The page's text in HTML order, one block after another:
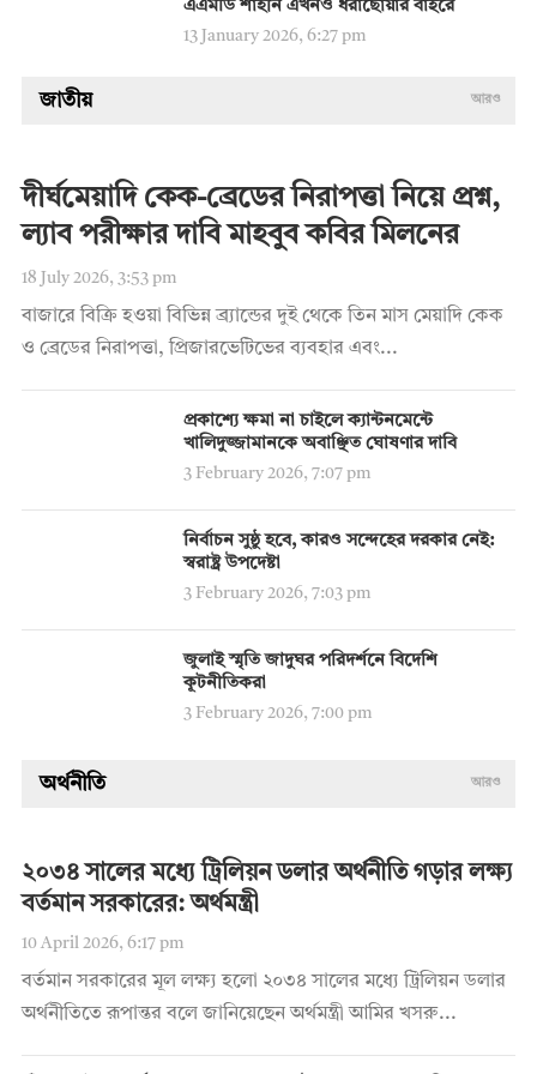
এএমডি শাহীন এখনও ধরাছোঁয়ার বাইরে
13 January 2026, 6:27 pm
জাতীয় আরও
দীর্ঘমেয়াদি কেক-ব্রেডের নিরাপত্তা নিয়ে প্রশ্ন,
ল্যাব পরীক্ষার দাবি মাহবুব কবির মিলনের
18 July 2026, 3:53 pm
বাজারে বিক্রি হওয়া বিভিন্ন ব্র্যান্ডের দুই থেকে তিন মাস মেয়াদি কেক
ও ব্রেডের নিরাপত্তা, প্রিজারভেটিভের ব্যবহার এবং...
প্রকাশ্যে ক্ষমা না চাইলে ক্যান্টনমেন্টে
খালিদুজ্জামানকে অবাঞ্ছিত ঘোষণার দাবি
3 February 2026, 7:07 pm
নির্বাচন সুষ্ঠু হবে, কারও সন্দেহের দরকার নেই:
স্বরাষ্ট্র উপদেষ্টা
3 February 2026, 7:03 pm
জুলাই স্মৃতি জাদুঘর পরিদর্শনে বিদেশি
কূটনীতিকরা
3 February 2026, 7:00 pm
অর্থনীতি আরও
২০৩৪ সালের মধ্যে ট্রিলিয়ন ডলার অর্থনীতি গড়ার লক্ষ্য
বর্তমান সরকারের: অর্থমন্ত্রী
10 April 2026, 6:17 pm
বর্তমান সরকারের মূল লক্ষ্য হলো ২০৩৪ সালের মধ্যে ট্রিলিয়ন ডলার
অর্থনীতিতে রূপান্তর বলে জানিয়েছেন অর্থমন্ত্রী আমির খসরু...